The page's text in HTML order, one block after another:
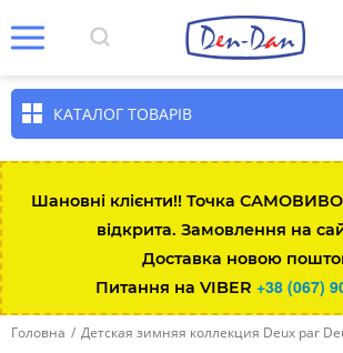
КАТАЛОГ ТОВАРІВ
Шановні клієнти!! Точка
відкрита. Замовлення на
Доставка новою
Питання на VIBER +38 (067)
Головна / Детская зимняя коллекция Deux par